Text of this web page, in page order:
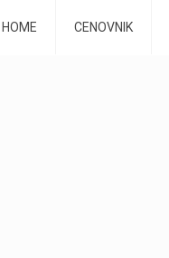
HOME CENOVNIK